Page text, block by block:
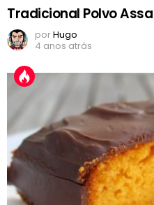
Tradicional Polvo
porHugo
4 anos atrás